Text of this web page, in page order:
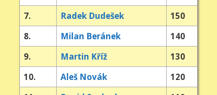
7.
Radek Dudešek
150
8.
Milan Beránek
140
9.
Martin Kříž
130
10.
Aleš Novák
120